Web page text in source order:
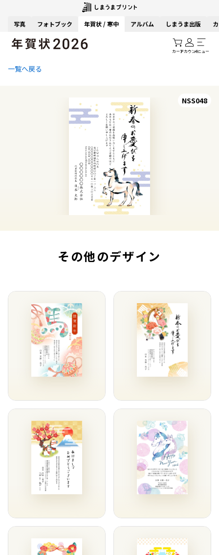
写真 フォトブック 年賀状 / 寒中 アルバム しまうま出版
カートアカウントメニュー
一覧へ戻る
NSS048
その他のデザイン